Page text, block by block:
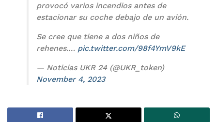
provocó varios incendios antes de
estacionar su coche debajo de un avión.
Se cree que tiene a dos niños de
rehenes.… pic.twitter.com/98f4YmV9kE
— Noticias UKR 24 (@UKR_token)
November 4, 2023